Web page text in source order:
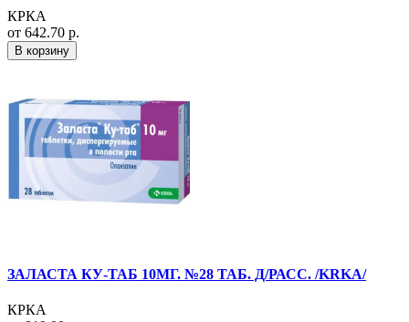
КРКА
от 642.70 р.
В корзину
ЗАЛАСТА КУ-ТАБ 10МГ. №28 ТАБ. Д/РАСС. /KRKA/
КРКА